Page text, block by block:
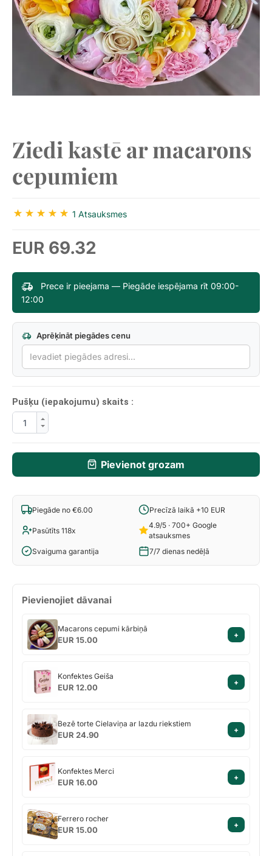
Ziedi kastē ar macarons
cepumiem
1 Atsauksmes
EUR 69.32
Prece ir pieejama — Piegāde iespējama rīt 09:00-
12:00
Aprēķināt piegādes cenu
Pušķu (iepakojumu) skaits :
Pievienot grozam
Piegāde no €6.00 Precīzā laikā +10 EUR
Pasūtīts 118x
4.9/5 · 700+ Google
atsauksmes
Svaiguma garantija
7/7 dienas nedēļā
Pievienojiet dāvanai
Macarons
cepumi
kārbiņā
Macarons cepumi kārbiņā
EUR 15.00
+
Konfektes
Geiša
Konfektes Geiša
EUR 12.00
+
Bezē
torte
Cielaviņa
lazdu
riekstiem
Bezē torte Cielaviņa ar lazdu riekstiem
EUR 24.90
+
Konfektes
Merci
Konfektes Merci
EUR 16.00
+
Ferrero
rocher
Ferrero rocher
EUR 15.00
+